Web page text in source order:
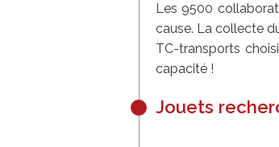
Les 9500
cause. La collecte
TC-transports
capacité !
Jouets